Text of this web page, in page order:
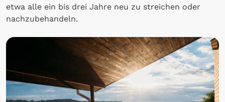
etwa alle ein bis drei Jahre neu zu streichen oder
nachzubehandeln.